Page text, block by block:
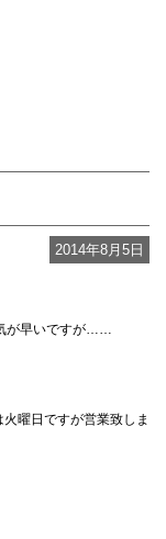
2014年8月5日
が早いですが……
曜日ですが営業致しま